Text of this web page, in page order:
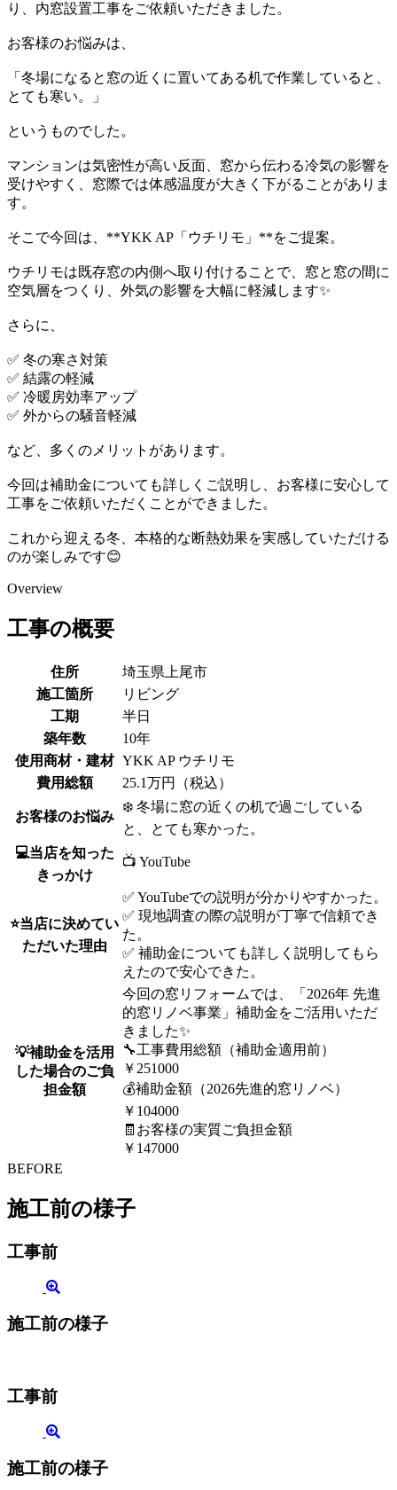
り、内窓設置工事をご依頼いただきました。
お客様のお悩みは、
「冬場になると窓の近くに置いてある机で作業していると、
とても寒い。」
というものでした。
マンションは気密性が高い反面、窓から伝わる冷気の影響を
受けやすく、窓際では体感温度が大きく下がることがありま
す。
そこで今回は、**YKK AP「ウチリモ」**をご提案。
ウチリモは既存窓の内側へ取り付けることで、窓と窓の間に
空気層をつくり、外気の影響を大幅に軽減します✨
さらに、
✅ 冬の寒さ対策
✅ 結露の軽減
✅ 冷暖房効率アップ
✅ 外からの騒音軽減
など、多くのメリットがあります。
今回は補助金についても詳しくご説明し、お客様に安心して
工事をご依頼いただくことができました。
これから迎える冬、本格的な断熱効果を実感していただける
のが楽しみです😊
Overview
工事の概要
住所
埼玉県上尾市
施工箇所
リビング
工期
半日
築年数
10年
使用商材・建材 YKK AP ウチリモ
費用総額
25.1万円（税込）
お客様のお悩み
❄️ 冬場に窓の近くの机で過ごしている
と、とても寒かった。
💻当店を知った
きっかけ
📺 YouTube
⭐当店に決めてい
ただいた理由
✅ YouTubeでの説明が分かりやすかった。
✅ 現地調査の際の説明が丁寧で信頼でき
た。
✅ 補助金についても詳しく説明してもら
えたので安心できた。
💡補助金を活用
した場合のご負
担金額
今回の窓リフォームでは、「2026年 先進
的窓リノベ事業」補助金をご活用いただ
きました✨
🔧工事費用総額（補助金適用前）
￥251000
💰補助金額（2026先進的窓リノベ）
￥104000
🧾お客様の実質ご負担金額
￥147000
BEFORE
施工前の様子
工事前
施工前の様子
工事前
施工前の様子